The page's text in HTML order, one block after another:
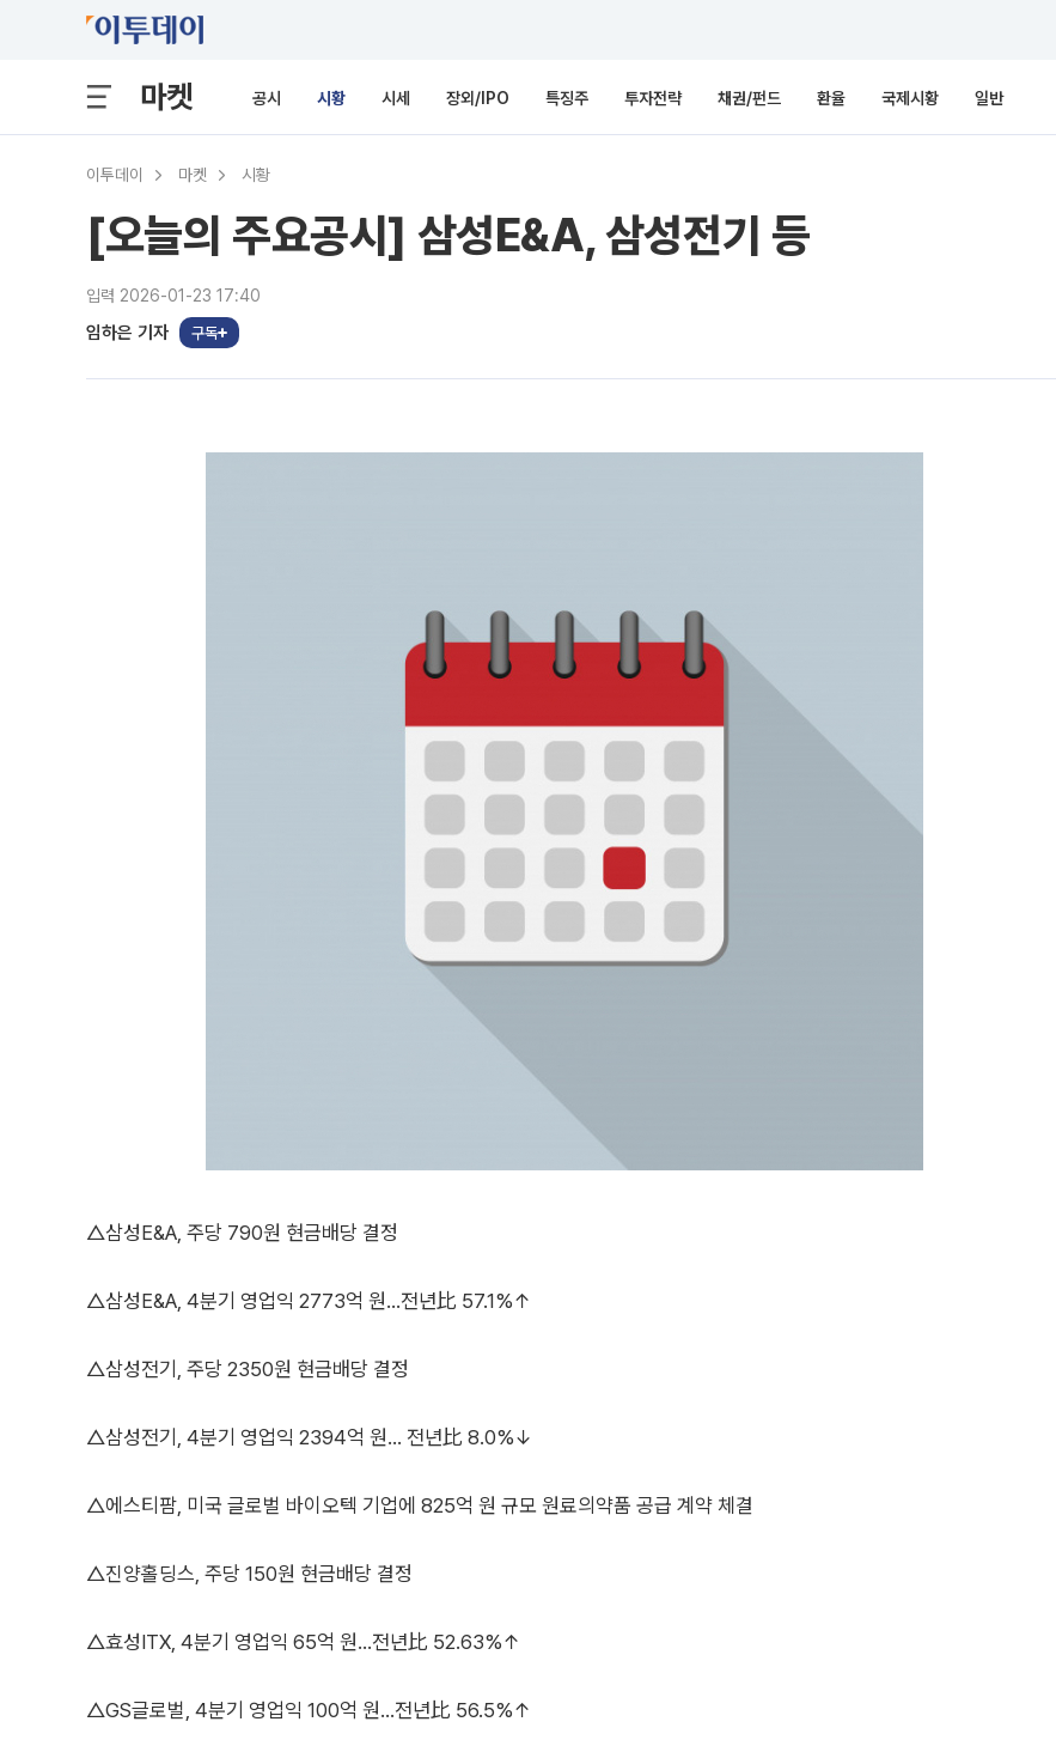
마켓 공시 시황 시세 장외/IPO 특징주 투자전략 채권/펀드 환율 국제시황 일반
이투데이 마켓 시황
[오늘의 주요공시] 삼성E&A, 삼성전기 등
입력 2026-01-23 17:40
임하은 기자 구독
△삼성E&A, 주당 790원 현금배당 결정
△삼성E&A, 4분기 영업익 2773억 원...전년比 57.1%↑
△삼성전기, 주당 2350원 현금배당 결정
△삼성전기, 4분기 영업익 2394억 원... 전년比 8.0%↓
△에스티팜, 미국 글로벌 바이오텍 기업에 825억 원 규모 원료의약품 공급 계약 체결
△진양홀딩스, 주당 150원 현금배당 결정
△효성ITX, 4분기 영업익 65억 원...전년比 52.63%↑
△GS글로벌, 4분기 영업익 100억 원...전년比 56.5%↑